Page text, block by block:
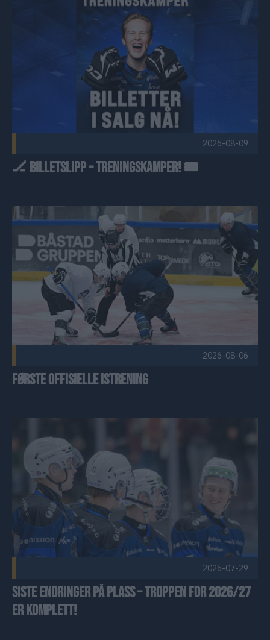
2026-08-09
🏒 BILLETSLIPP – TRENINGSKAMPER! 🎟️
Første offisielle istrening Publisert 2026-08-06
2026-08-06
Første offisielle istrening
2026-07-29
Siste endringer på plass – troppen for 2026/27
er komplett!